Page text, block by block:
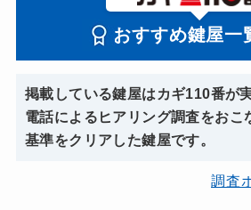
おすすめ鍵屋一
掲載している鍵屋はカギ110番が
電話によるヒアリング調査をおこ
基準をクリアした鍵屋です。
調査